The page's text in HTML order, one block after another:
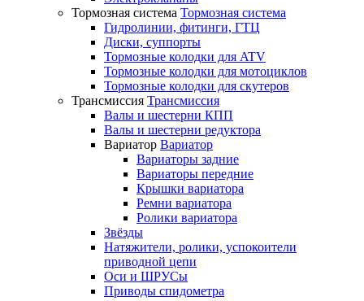
Тормозная система Тормозная система
Гидролинии, фитинги, ГТЦ
Диски, суппорты
Тормозные колодки для ATV
Тормозные колодки для мотоциклов
Тормозные колодки для скутеров
Трансмиссия Трансмиссия
Валы и шестерни КПП
Валы и шестерни редуктора
Вариатор Вариатор
Вариаторы задние
Вариаторы передние
Крышки вариатора
Ремни вариатора
Ролики вариатора
Звёзды
Натяжители, ролики, успокоители
приводной цепи
Оси и ШРУСы
Приводы спидометра